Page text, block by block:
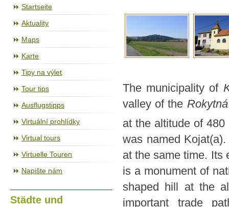
Startseite
Aktuality
Maps
Karte
Tipy na výlet
Tour tips
Ausflugstipps
Virtuální prohlídky
Virtual tours
Virtuelle Touren
Napište nám
Städte und
The municipality of
valley of the
at the altitude of
was named
at the same time. Its
is a monument of
shaped hill at the
important trade